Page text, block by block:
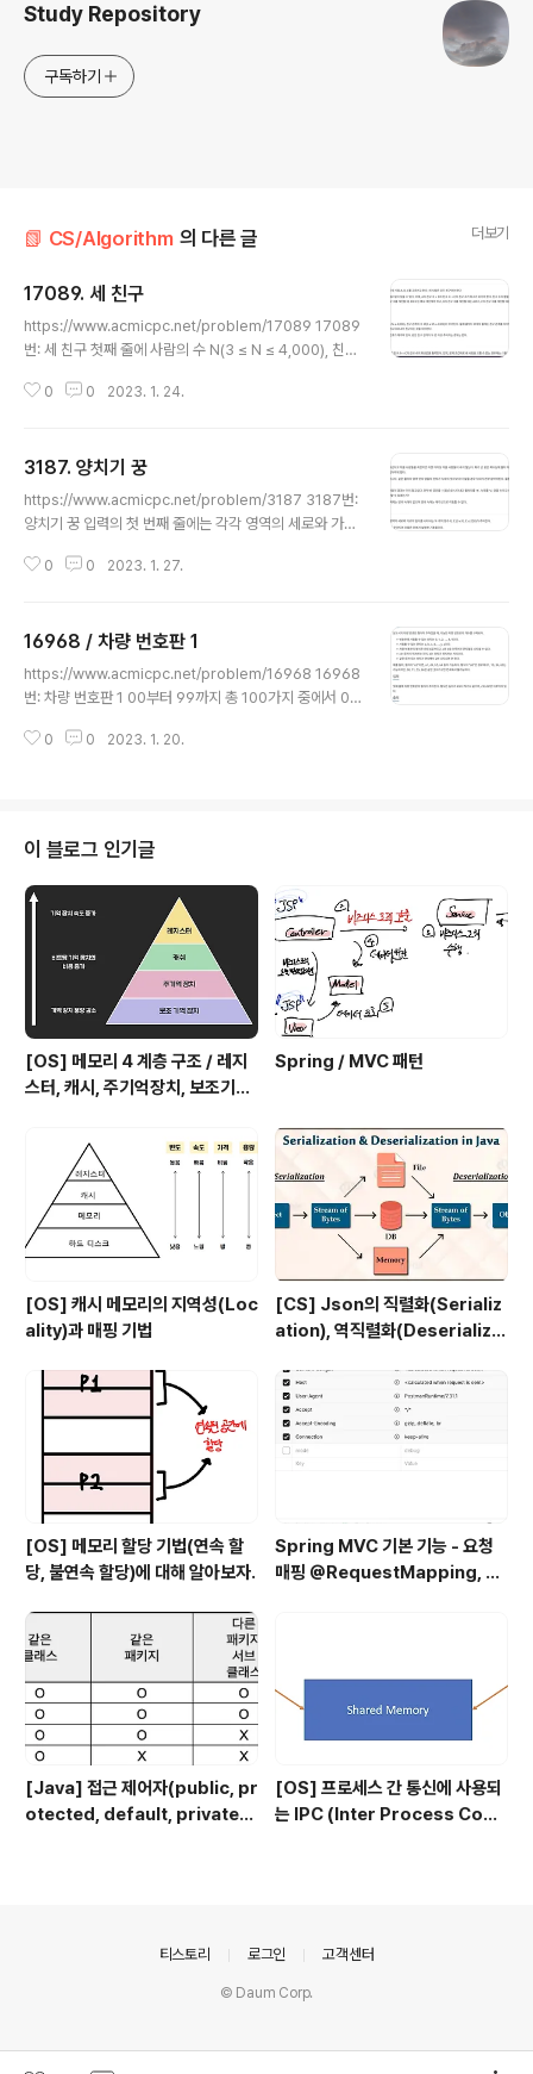
Study Repository
구독하기
📗 CS/Algorithm 의 다른 글 더보기
17089. 세 친구
https://www.acmicpc.net/problem/17089 17089
번: 세 친구 첫째 줄에 사람의 수 N(3 ≤ N ≤ 4,000), 친구
M개의 줄에는 친구 관계를 의미하는 두 정수 A, B가 주어
쉽게 정리하자면, 1. 세 사람을 골라야 된다. 2. 세 사람은
서로 친구 관계여여함 ( 친구 관계는 입력을 통해 주어짐 )
3. 세 사람이 친구관계이면서 각각의 사람이 가진 친구 수
구관계일때, A의 친구수 + B의 친구수 + C의 친구수의
0 0 2023. 1. 24.
3187. 양치기 꿍
https://www.acmicpc.net/problem/3187 3187번:
양치기 꿍 입력의 첫 번째 줄에는 각각 영역의 세로와 가로
가 주어진다. 다음 각 R줄에는 C개의 문자가 주어지며 이
수가 늑대의 수보다 많으면 늑대가 모두 잡아먹힌다. 3. 울
타리 내부에 늑대의 수가 양의 수보다 많으면 양이 모두 잡
아먹힌다. Solution 1. 영역별로 살펴보기 위해 배열값이
2. 영역 내부값만 BFS로 살펴보고, 내부값이 v면 wolf를
0 0 2023. 1. 27.
16968 / 차량 번호판 1
https://www.acmicpc.net/problem/16968 16968
번: 차량 번호판 1 00부터 99까지 총 100가지 중에서 0
ww.acmicpc.net Solution 1 #include #include #in
nt main() { FASTio; cin >> s; int a = 10; int b = 26; i
nt sum = 1; for(int i=0;i
0 0 2023. 1. 20.
이 블로그 인기글
[OS] 메모리 4 계층 구조 / 레지
스터, 캐시, 주기억장치, 보조기억
Spring / MVC 패턴
[OS] 캐시 메모리의 지역성(Loc
ality)과 매핑 기법
[CS] Json의 직렬화(Serializ
ation), 역직렬화(Deserializa
[OS] 메모리 할당 기법(연속 할
당, 불연속 할당)에 대해 알아보자.
Spring MVC 기본 기능 - 요청
매핑 @RequestMapping, @
[Java] 접근 제어자(public, pr
otected, default, private)
[OS] 프로세스 간 통신에 사용되
는 IPC (Inter Process Com
티스토리 로그인 고객센터
© Daum Corp.